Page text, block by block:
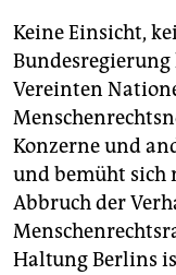
abo
genossenschaft
epaper login
Keine Einsicht,
Vereinten
Konzerne und
und bemüht sich
Abbruch der
Haltung Berlins